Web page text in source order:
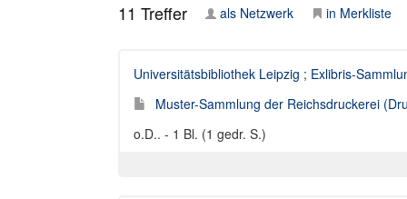
11 Treffer als Netzwerk in Merkliste
Universitätsbibliothek Leipzig ; Exlibris-
Muster-Sammlung der Reichsdruckerei
o.D.. - 1 Bl. (1 gedr. S.)